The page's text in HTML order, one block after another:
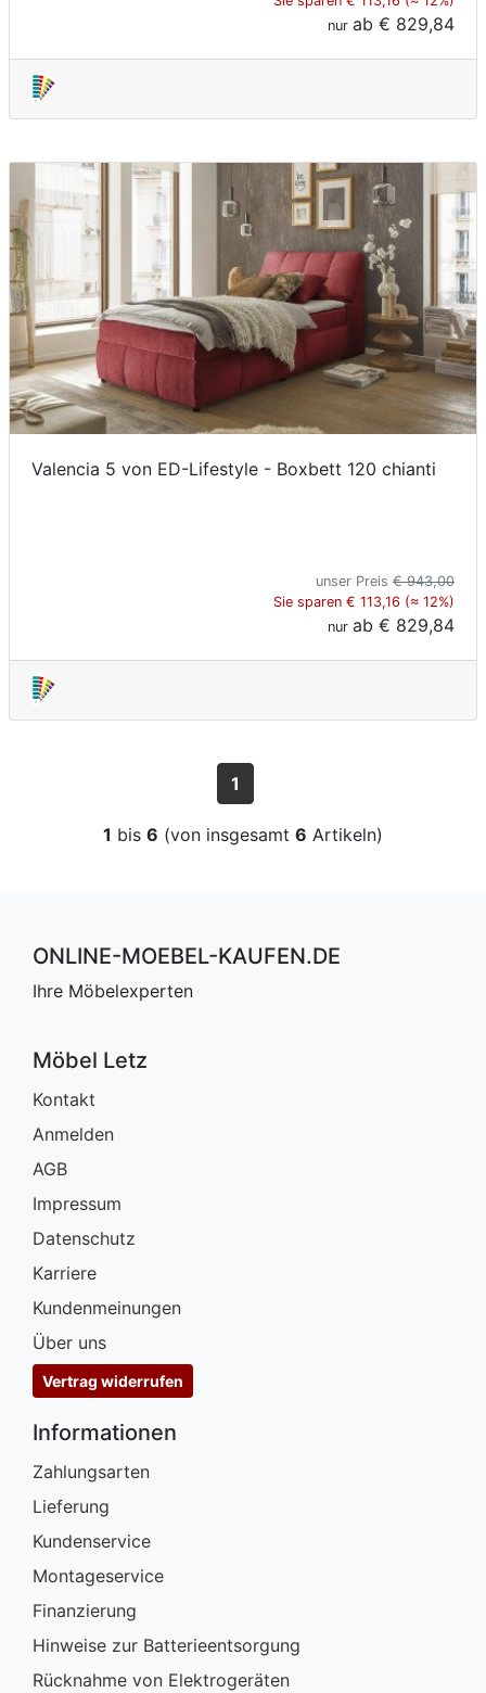
nur ab € 829,84
Valencia 5 von ED-Lifestyle - Boxbett 120 chianti
unser Preis € 943,00
Sie sparen € 113,16 (≈ 12%)
nur ab € 829,84
1
1 bis 6 (von insgesamt 6 Artikeln)
ONLINE-MOEBEL-KAUFEN.DE
Ihre Möbelexperten
Möbel Letz
Kontakt
Anmelden
AGB
Impressum
Datenschutz
Karriere
Kundenmeinungen
Über uns
Vertrag widerrufen
Informationen
Zahlungsarten
Lieferung
Kundenservice
Montageservice
Finanzierung
Hinweise zur Batterieentsorgung
Rücknahme von Elektrogeräten